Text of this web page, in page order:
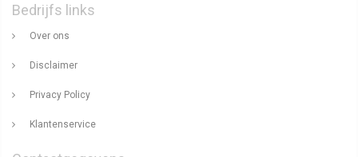
Bedrijfs links
Over ons
Disclaimer
Privacy Policy
Klantenservice